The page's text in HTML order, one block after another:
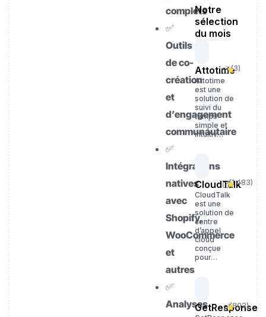
complets
✅
Outils
de co-
création
et
d’engagement
communautaire
✅
Intégrations
natives
avec
Shopify,
WooCommerce
et
autres
✅
Analyses
Notre
sélection
du mois
Attotime
(3)
Attotime
est une
solution de
suivi du
temps
simple et
intuitiv…
CloudTalk
(1 483)
CloudTalk
est une
solution de
centre
d’appel
cloud
conçue
pour…
GetResponse
(802)